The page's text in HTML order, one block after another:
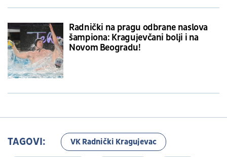
Radnički na pragu odbrane naslova
šampiona: Kragujevčani bolji i na
Novom Beogradu!
TAGOVI: VK Radnički Kragujevac